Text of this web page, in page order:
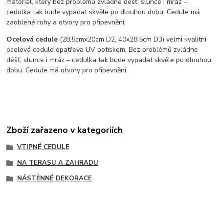
cedulka tak bude vypadat skvěle po dlouhou dobu. Cedule má
zaoblené rohy a otvory pro připevnění.
Ocelová cedule (28,5cmx20cm D2, 40x28,5cm D3) velmi kvalitní
ocelová cedule opatřeva UV potiskem. Bez problémů zvládne
déšť, slunce i mráz – cedulka tak bude vypadat skvěle po dlouhou
dobu. Cedule má otvory pro připevnění.
Zboží zařazeno v kategoriích
VTIPNÉ CEDULE
NA TERASU A ZAHRADU
NÁSTĚNNÉ DEKORACE